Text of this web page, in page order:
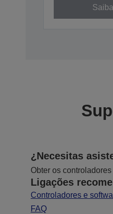
¿Necesitas
Obter os
Ligações
Controladores e
FAQ